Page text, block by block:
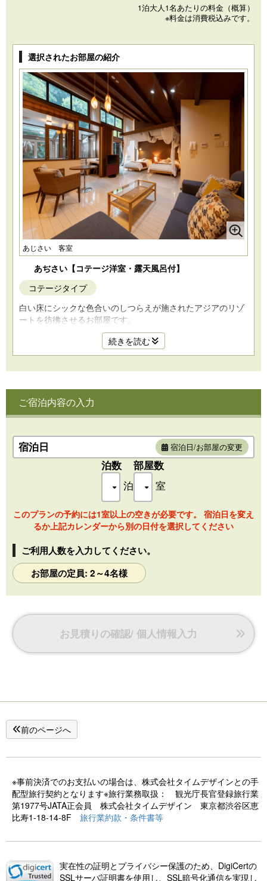
1泊大人1名あたりの料金（概算）
※料金は消費税込みです。
選択されたお部屋の紹介
あじさい 客室
あぢさい【コテージ洋室・露天風呂付】
コテージタイプ
白い床にシックな色合いのしつらえが施されたアジアのリゾ
ートを彷彿させるお部屋です。
開放的な露天ジャグジー、内湯もジャグジーです。
シャワーブースにはレインシャワーもご用意しております。
※禁煙となります
・広さ：77.5平米(客室部52.33平米）
・ベッドサイズ：140cm幅×2（シモンズ社製）
・開放的なジャグジー露天風呂
・レインシャワー付シャワーブース
・液晶テレビ設置（32インチ・ＤＶＤ再生プレーヤー内蔵）
・冷暖房完備（温度調整可能）
【アメニティ】
浴衣・丹前・スリッパ・バスタオル・フェイスタオル・歯ブ
ラシ・カミソリ・ブラシ・綿棒・コットン・シャンプー・リ
ンス・ボディーソープ・ドライヤー
続きを読む
ご宿泊内容の入力
宿泊日 宿泊日/お部屋の変更
泊数
泊
部屋数
室
このプランの予約には1室以上の空きが必要です。 宿泊日を変え
るか上記カレンダーから別の日付を選択してください
ご利用人数を入力してください。
お部屋の定員: 2～4名様
お見積りの確認/ 個人情報入力
前のページへ
※事前決済でのお支払いの場合は、株式会社タイムデザインとの手
配型旅行契約となります※旅行業務取扱： 観光庁長官登録旅行業
第1977号JATA正会員 株式会社タイムデザイン 東京都渋谷区恵
比寿1-18-14-8F 旅行業約款・条件書等
実在性の証明とプライバシー保護のため、DigiCertの
SSLサーバ証明書を使用し、SSL暗号化通信を実現し